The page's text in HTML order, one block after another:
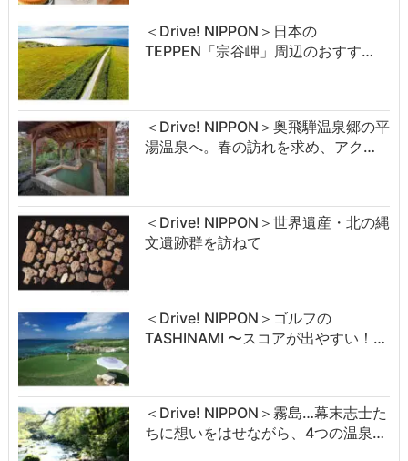
＜Drive! NIPPON＞日本の
TEPPEN「宗谷岬」周辺のおすす…
＜Drive! NIPPON＞奥飛騨温泉郷の平
湯温泉へ。春の訪れを求め、アク…
＜Drive! NIPPON＞世界遺産・北の縄
文遺跡群を訪ねて
＜Drive! NIPPON＞ゴルフの
TASHINAMI 〜スコアが出やすい！…
＜Drive! NIPPON＞霧島…幕末志士た
ちに想いをはせながら、4つの温泉…